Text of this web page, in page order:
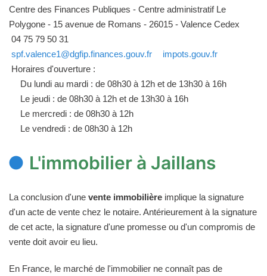
Centre des Finances Publiques - Centre administratif Le
Polygone - 15 avenue de Romans - 26015 - Valence Cedex
04 75 79 50 31
spf.valence1@dgfip.finances.gouv.fr
impots.gouv.fr
Horaires d'ouverture :
Du lundi au mardi : de 08h30 à 12h et de 13h30 à 16h
Le jeudi : de 08h30 à 12h et de 13h30 à 16h
Le mercredi : de 08h30 à 12h
Le vendredi : de 08h30 à 12h
L'immobilier à Jaillans
La conclusion d'une vente immobilière implique la signature
d'un acte de vente chez le notaire. Antérieurement à la signature
de cet acte, la signature d'une promesse ou d'un compromis de
vente doit avoir eu lieu.
En France, le marché de l'immobilier ne connaît pas de